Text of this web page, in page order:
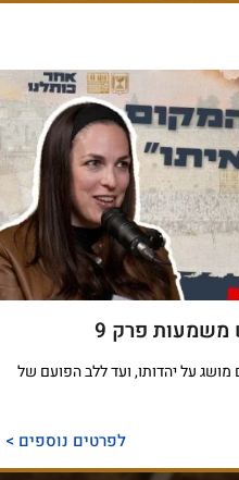
הדחף הבלתי מוסבר לחיפוש משמעות פרק 9
על יהדותו, ועד ללב הפועם של
לפרטים נוספים >